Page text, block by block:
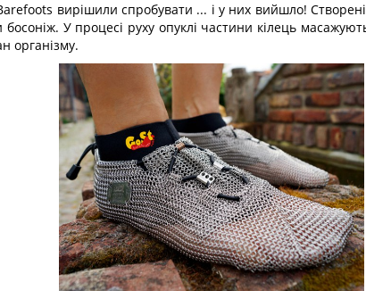
вирішили спробувати ... і у них вийшло!
У процесі руху опуклі частини кілець
організму.